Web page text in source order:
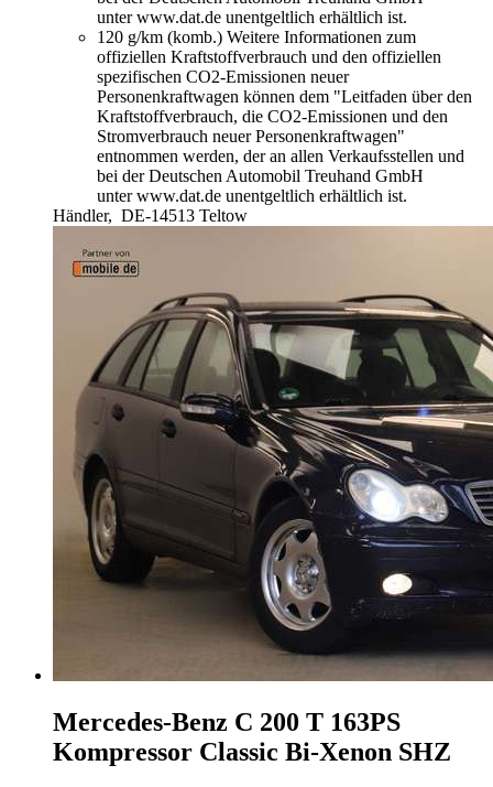
unter www.dat.de unentgeltlich erhältlich ist.
120 g/km (komb.) Weitere Informationen zum
offiziellen Kraftstoffverbrauch und den offiziellen
spezifischen CO2-Emissionen neuer
Personenkraftwagen können dem "Leitfaden über den
Kraftstoffverbrauch, die CO2-Emissionen und den
Stromverbrauch neuer Personenkraftwagen"
entnommen werden, der an allen Verkaufsstellen und
bei der Deutschen Automobil Treuhand GmbH
unter www.dat.de unentgeltlich erhältlich ist.
Händler, DE-14513 Teltow
Mercedes-Benz C 200 T 163PS
Kompressor Classic Bi-Xenon SHZ